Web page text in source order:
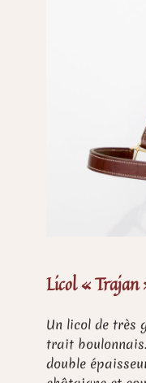
Licol « Trajan
Un licol de très
trait
double